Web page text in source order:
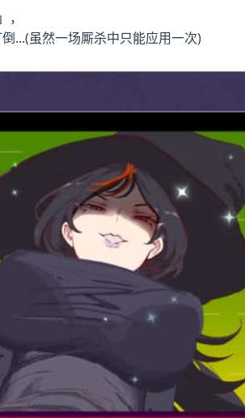
...(虽然一场厮杀中只能应用一次)